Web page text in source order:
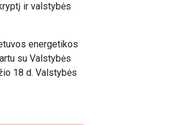
ir valstybės
energetikos
su Valstybės
18 d. Valstybės